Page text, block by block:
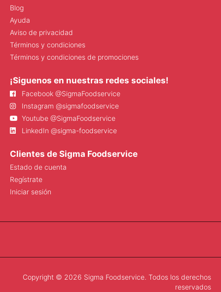
Blog
Ayuda
Aviso de privacidad
Términos y condiciones
Términos y condiciones de promociones
¡Siguenos en nuestras redes sociales!
Facebook @SigmaFoodservice
Instagram @sigmafoodservice
Youtube @SigmaFoodservice
LinkedIn @sigma-foodservice
Clientes de Sigma Foodservice
Estado de cuenta
Regístrate
Iniciar sesión
Copyright © 2026 Sigma Foodservice. Todos los derechos
reservados